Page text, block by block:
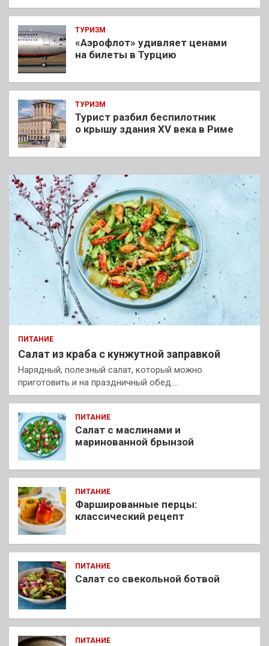
ТУРИЗМ
«Аэрофлот» удивляет ценами
на билеты в Турцию
ТУРИЗМ
Турист разбил беспилотник
о крышу здания XV века в Риме
ПИТАНИЕ
Салат из краба с кунжутной заправкой
Нарядный, полезный салат, который можно
приготовить и на праздничный обед.…
ПИТАНИЕ
Салат с маслинами и
маринованной брынзой
ПИТАНИЕ
Фаршированные перцы:
классический рецепт
ПИТАНИЕ
Салат со свекольной ботвой
ПИТАНИЕ